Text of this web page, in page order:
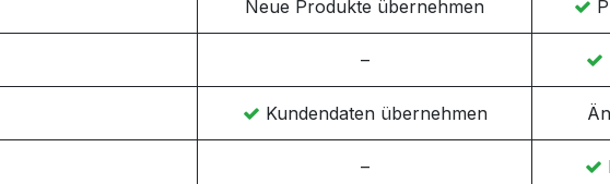
Neue Produkte übernehmen
–
Kundendaten übernehmen
–